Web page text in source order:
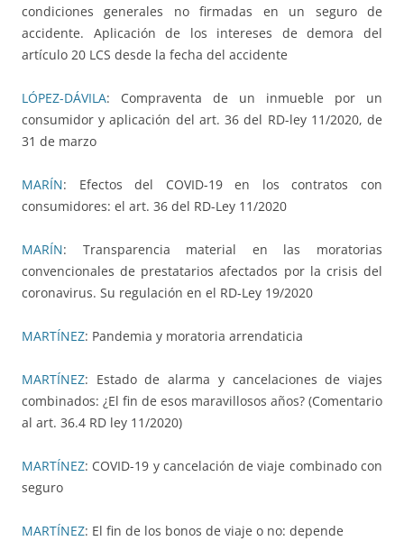
condiciones generales no firmadas en un seguro de
accidente. Aplicación de los intereses de demora del
artículo 20 LCS desde la fecha del accidente
LÓPEZ-DÁVILA: Compraventa de un inmueble por un
consumidor y aplicación del art. 36 del RD-ley 11/2020, de
31 de marzo
MARÍN: Efectos del COVID-19 en los contratos con
consumidores: el art. 36 del RD-Ley 11/2020
MARÍN: Transparencia material en las moratorias
convencionales de prestatarios afectados por la crisis del
coronavirus. Su regulación en el RD-Ley 19/2020
MARTÍNEZ: Pandemia y moratoria arrendaticia
MARTÍNEZ: Estado de alarma y cancelaciones de viajes
combinados: ¿El fin de esos maravillosos años? (Comentario
al art. 36.4 RD ley 11/2020)
MARTÍNEZ: COVID-19 y cancelación de viaje combinado con
seguro
MARTÍNEZ: El fin de los bonos de viaje o no: depende